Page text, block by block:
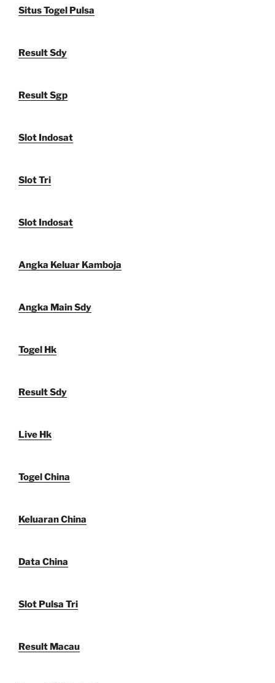
Situs Togel Pulsa
Result Sdy
Result Sgp
Slot Indosat
Slot Tri
Slot Indosat
Angka Keluar Kamboja
Angka Main Sdy
Togel Hk
Result Sdy
Live Hk
Togel China
Keluaran China
Data China
Slot Pulsa Tri
Result Macau